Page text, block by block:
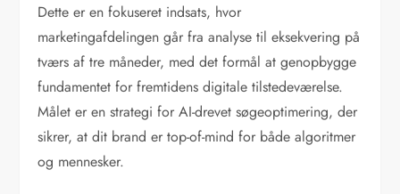
Dette er en fokuseret indsats, hvor
marketingafdelingen går fra analyse til eksekvering på
tværs af tre måneder, med det formål at genopbygge
fundamentet for fremtidens digitale tilstedeværelse.
Målet er en strategi for AI-drevet søgeoptimering, der
sikrer, at dit brand er top-of-mind for både algoritmer
og mennesker.